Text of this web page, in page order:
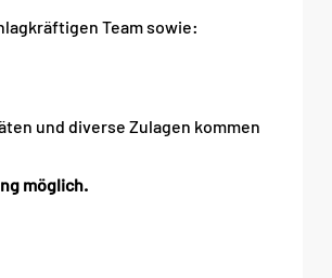
Team sowie:
und diverse Zulagen kommen
möglich.